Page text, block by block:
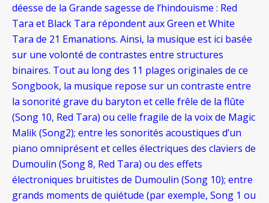
déesse de la Grande sagesse de l’hindouisme : Red
Tara et Black Tara répondent aux Green et White
Tara de 21 Emanations. Ainsi, la musique est ici basée
sur une volonté de contrastes entre structures
binaires. Tout au long des 11 plages originales de ce
Songbook, la musique repose sur un contraste entre
la sonorité grave du baryton et celle frêle de la flûte
(Song 10, Red Tara) ou celle fragile de la voix de Magic
Malik (Song2); entre les sonorités acoustiques d’un
piano omniprésent et celles électriques des claviers de
Dumoulin (Song 8, Red Tara) ou des effets
électroniques bruitistes de Dumoulin (Song 10); entre
grands moments de quiétude (par exemple, Song 1 ou